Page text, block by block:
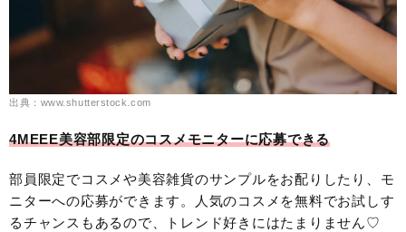
出典：www.shutterstock.com
4MEEE美容部限定のコスメモニターに応募できる
部員限定でコスメや美容雑貨のサンプルをお配りしたり、モ
ニターへの応募ができます。人気のコスメを無料でお試しす
るチャンスもあるので、トレンド好きにはたまりません♡